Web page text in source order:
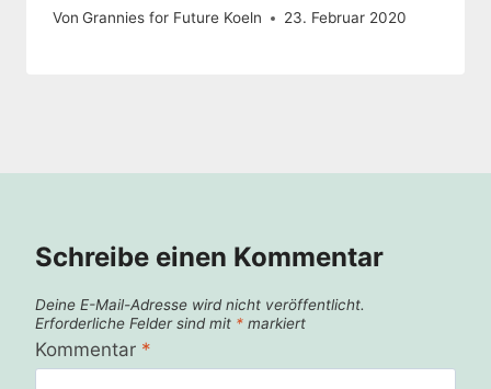
Von Grannies for Future Koeln 23. Februar 2020
Schreibe einen Kommentar
Deine E-Mail-Adresse wird nicht veröffentlicht.
Erforderliche Felder sind mit * markiert
Kommentar *